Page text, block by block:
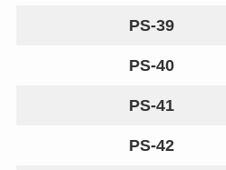
PS-39
PS-40
PS-41
PS-42